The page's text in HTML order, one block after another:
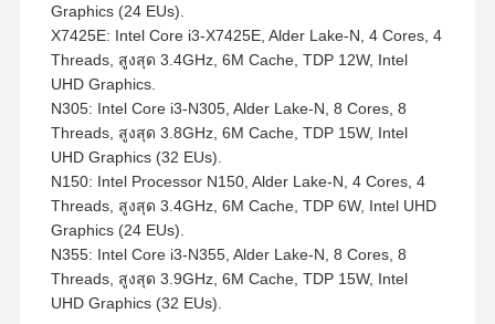
Graphics (24 EUs).
X7425E: Intel Core i3-X7425E, Alder Lake-N, 4 Cores, 4
Threads, สูงสุด 3.4GHz, 6M Cache, TDP 12W, Intel
UHD Graphics.
N305: Intel Core i3-N305, Alder Lake-N, 8 Cores, 8
Threads, สูงสุด 3.8GHz, 6M Cache, TDP 15W, Intel
UHD Graphics (32 EUs).
N150: Intel Processor N150, Alder Lake-N, 4 Cores, 4
Threads, สูงสุด 3.4GHz, 6M Cache, TDP 6W, Intel UHD
Graphics (24 EUs).
N355: Intel Core i3-N355, Alder Lake-N, 8 Cores, 8
Threads, สูงสุด 3.9GHz, 6M Cache, TDP 15W, Intel
UHD Graphics (32 EUs).